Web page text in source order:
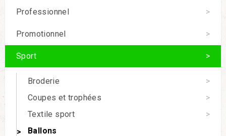
Professionnel
Promotionnel
Sport
Broderie
Coupes et trophées
Textile sport
Ballons